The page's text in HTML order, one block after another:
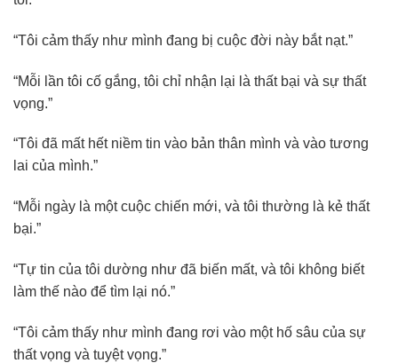
“Tôi cảm thấy như mình đang bị cuộc đời này bắt nạt.”
“Mỗi lần tôi cố gắng, tôi chỉ nhận lại là thất bại và sự thất
vọng.”
“Tôi đã mất hết niềm tin vào bản thân mình và vào tương
lai của mình.”
“Mỗi ngày là một cuộc chiến mới, và tôi thường là kẻ thất
bại.”
“Tự tin của tôi dường như đã biến mất, và tôi không biết
làm thế nào để tìm lại nó.”
“Tôi cảm thấy như mình đang rơi vào một hố sâu của sự
thất vọng và tuyệt vọng.”